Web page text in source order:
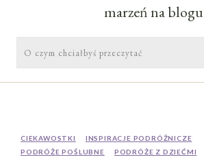
marzeń na blogu
CIEKAWOSTKI
INSPIRACJE PODRÓŻNICZE
PODRÓŻE POŚLUBNE
PODRÓŻE Z DZIEĆMI